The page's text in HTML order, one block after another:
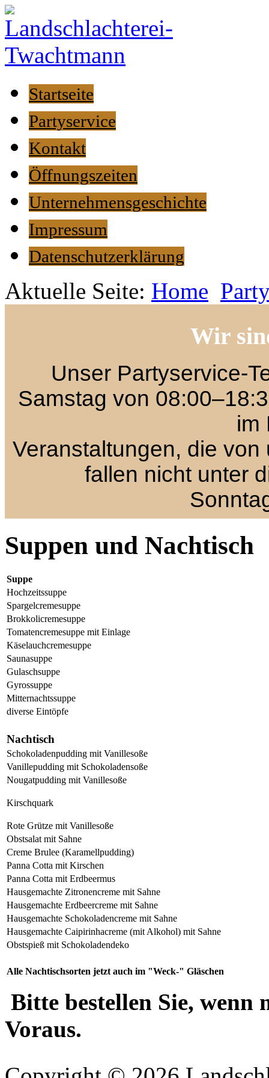
Startseite
Partyservice
Kontakt
Öffnungszeiten
Unternehmensgeschichte
Impressum
Datenschutzerklärung
Aktuelle Seite: Home
Wir
Unser Partyservice-
Samstag von
im
Veranstaltungen, die
fallen nicht unter
Suppen und Nachtisch
Suppe
Hochzeitssuppe
Spargelcremesuppe
Brokkolicremesuppe
Tomatencremesuppe mit Einlage
Käselauchcremesuppe
Saunasuppe
Gulaschsuppe
Gyrossuppe
Mitternachtssuppe
diverse Eintöpfe
Nachtisch
Schokoladenpudding mit Vanillesoße
Vanillepudding mit Schokoladensoße
Nougatpudding mit Vanillesoße
Kirschquark
Rote Grütze mit Vanillesoße
Obstsalat mit Sahne
Creme Brulee (Karamellpudding)
Panna Cotta mit Kirschen
Panna Cotta mit Erdbeermus
Hausgemachte Zitronencreme mit Sahne
Hausgemachte Erdbeercreme mit Sahne
Hausgemachte Schokoladencreme mit Sahne
Hausgemachte Caipirinhacreme (mit Alkohol) mit Sahne
Obstspieß mit Schokoladendeko
Alle Nachtischsorten jetzt auch im "Weck-" Gläschen
Bitte bestellen Sie, wenn
Voraus.